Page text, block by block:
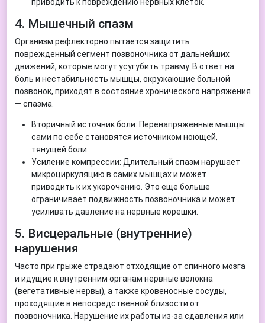
4. Мышечный спазм
Организм рефлекторно пытается защитить
поврежденный сегмент позвоночника от дальнейших
движений, которые могут усугубить травму. В ответ на
боль и нестабильность мышцы, окружающие больной
позвонок, приходят в состояние хронического напряжения
— спазма.
Вторичный источник боли: Перенапряженные мышцы
сами по себе становятся источником ноющей,
тянущей боли.
Усиление компрессии: Длительный спазм нарушает
микроциркуляцию в самих мышцах и может
приводить к их укорочению. Это еще больше
ограничивает подвижность позвоночника и может
усиливать давление на нервные корешки.
5. Висцеральные (внутренние)
нарушения
Часто при грыже страдают отходящие от спинного мозга
и идущие к внутренним органам нервные волокна
(вегетативные нервы), а также кровеносные сосуды,
проходящие в непосредственной близости от
позвоночника. Нарушение их работы из-за сдавления или